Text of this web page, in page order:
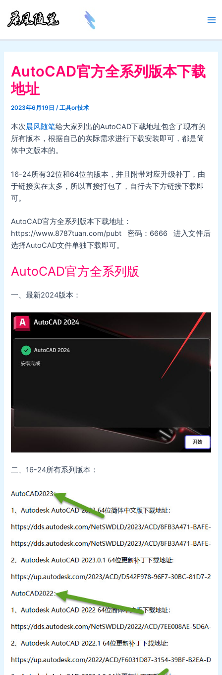
容
AutoCAD官方全系列版本下载
地址
2023年6月19日/工具or技术
本次晨风随笔给大家列出的AutoCAD下载地址包含了现有的
所有版本，根据自己的实际需求进行下载安装即可，都是简
体中文版本的。
16-24所有32位和64位的版本，并且附带对应升级补丁，由
于链接实在太多，所以直接打包了，自行去下方链接下载即
可。
AutoCAD官方全系列版本下载地址：
https://www.8787tuan.com/pubt 密码：6666 进入文件后
选择AutoCAD文件单独下载即可。
AutoCAD官方全系列版
一、最新2024版本：
二、16-24所有系列版本：